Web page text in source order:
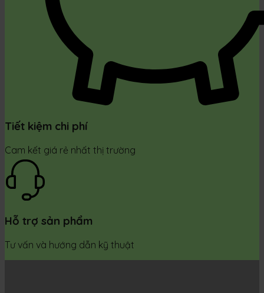
Tiết kiệm chi phí
Cam kết giá rẻ nhất thị trường
Hỗ trợ sản phẩm
Tư vấn và hướng dẫn kỹ thuật